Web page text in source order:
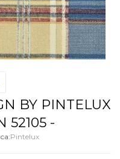
BY PINTELUX
52105 -
Pintelux